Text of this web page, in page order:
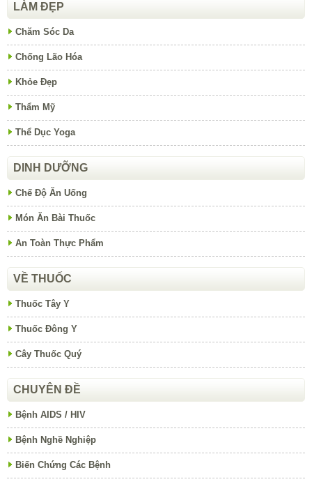
LÀM ĐẸP
Chăm Sóc Da
Chống Lão Hóa
Khỏe Đẹp
Thẩm Mỹ
Thể Dục Yoga
DINH DƯỠNG
Chế Độ Ăn Uống
Món Ăn Bài Thuốc
An Toàn Thực Phẩm
VỀ THUỐC
Thuốc Tây Y
Thuốc Đông Y
Cây Thuốc Quý
CHUYÊN ĐỀ
Bệnh AIDS / HIV
Bệnh Nghề Nghiệp
Biến Chứng Các Bệnh